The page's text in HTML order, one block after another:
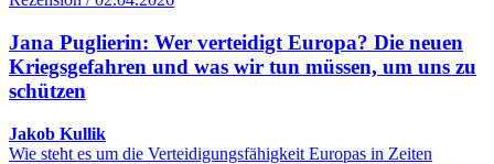
Jana Puglierin: Wer verteidigt Europa? Die neuen
Kriegsgefahren und was wir tun müssen, um uns zu
schützen
Jakob Kullik
Wie steht es um die Verteidigungsfähigkeit Europas in Zeiten